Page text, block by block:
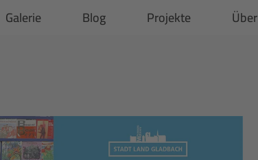
Galerie Blog Projekte Über